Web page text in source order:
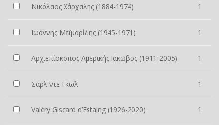
Νικόλαος Χάρχαλης (1884-1974) 1
Ιωάννης Μεϊμαρίδης (1945-1971) 1
Αρχιεπίσκοπος Αμερικής Ιάκωβος (1911-2005) 1
Σαρλ ντε Γκωλ 1
Valéry Giscard d’Estaing (1926-2020) 1